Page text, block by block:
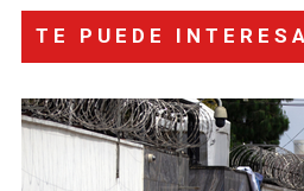
TE PUEDE